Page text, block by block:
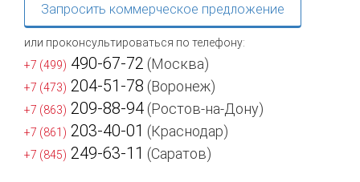
Запросить коммерческое предложение
или проконсультироваться по телефону:
+7 (499) 490-67-72 (Москва)
+7 (473) 204-51-78 (Воронеж)
+7 (863) 209-88-94 (Ростов-на-Дону)
+7 (861) 203-40-01 (Краснодар)
+7 (845) 249-63-11 (Саратов)